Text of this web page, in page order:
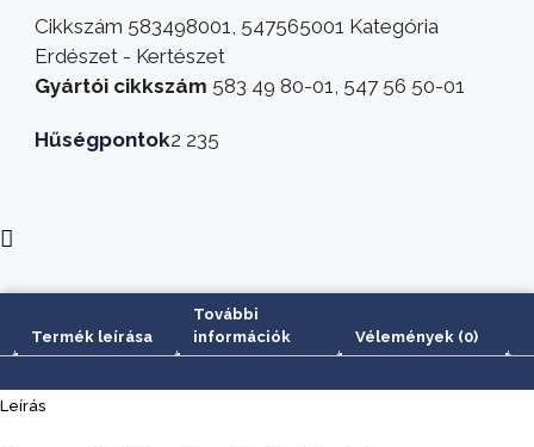
kaszaház
-
TS138
vágóasztal
mennyiség
Cikkszám 583498001, 547565001 Kategória
Erdészet - Kertészet
Gyártói cikkszám 583 49 80-01, 547 56 50-01
Hűségpontok2 235
Termék leírása
További
információk
Vélemények (0)
Leírás